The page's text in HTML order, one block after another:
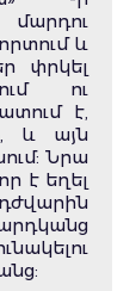
մարդու
և
փրկել
ու
է,
և այն
Նրա
է եղել